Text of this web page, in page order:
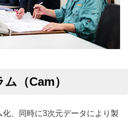
（Cam）
化、同時に3次元データにより製